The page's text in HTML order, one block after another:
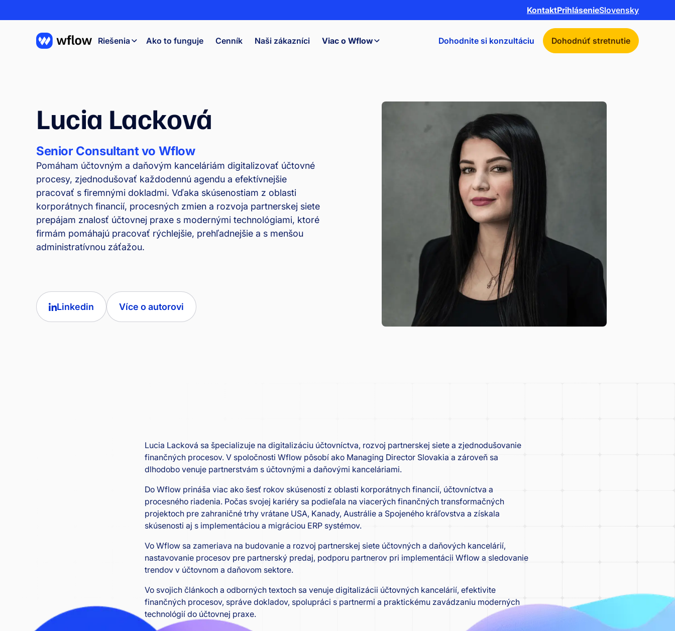
KontaktPrihlásenieSlovensky
Riešenia Ako to funguje Cenník Naši zákazníci Viac o Wflow Dohodnite si konzultáciu Dohodnúť stretnutie
Lucia Lacková
Senior Consultant vo Wflow
Pomáham účtovným a daňovým kanceláriám digitalizovať účtovné
procesy, zjednodušovať každodennú agendu a efektívnejšie
pracovať s firemnými dokladmi. Vďaka skúsenostiam z oblasti
korporátnych financií, procesných zmien a rozvoja partnerskej siete
prepájam znalosť účtovnej praxe s modernými technológiami, ktoré
firmám pomáhajú pracovať rýchlejšie, prehľadnejšie a s menšou
administratívnou záťažou.
Linkedin Více o autorovi
Lucia Lacková sa špecializuje na digitalizáciu účtovníctva, rozvoj partnerskej siete a zjednodušovanie
finančných procesov. V spoločnosti Wflow pôsobí ako Managing Director Slovakia a zároveň sa
dlhodobo venuje partnerstvám s účtovnými a daňovými kanceláriami.
Do Wflow prináša viac ako šesť rokov skúseností z oblasti korporátnych financií, účtovníctva a
procesného riadenia. Počas svojej kariéry sa podieľala na viacerých finančných transformačných
projektoch pre zahraničné trhy vrátane USA, Kanady, Austrálie a Spojeného kráľovstva a získala
skúsenosti aj s implementáciou a migráciou ERP systémov.
Vo Wflow sa zameriava na budovanie a rozvoj partnerskej siete účtovných a daňových kancelárií,
nastavovanie procesov pre partnerský predaj, podporu partnerov pri implementácii Wflow a sledovanie
trendov v účtovnom a daňovom sektore.
Vo svojich článkoch a odborných textoch sa venuje digitalizácii účtovných kancelárií, efektivite
finančných procesov, správe dokladov, spolupráci s partnermi a praktickému zavádzaniu moderných
technológií do účtovnej praxe.